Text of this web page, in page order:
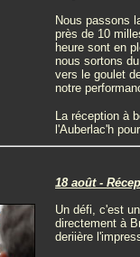
Nous passons
près de 10
heure sont en
nous sortons
vers le goulet
notre
La réception à
l'Auberlac'h
18 août -
Un défi, c'est
directement à
deriière